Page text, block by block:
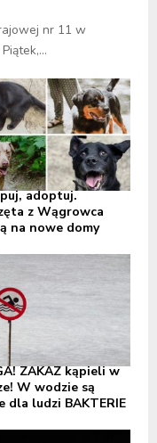
nr 11 w
adoptuj.
z Wągrowca
na nowe domy
ZAKAZ kąpieli w
W wodzie są
dla ludzi BAKTERIE